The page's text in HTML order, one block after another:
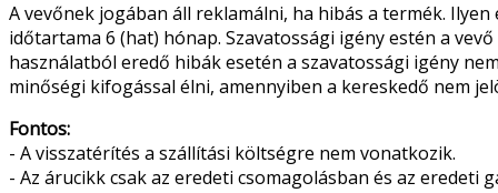
A vevőnek jogában áll reklamálni, ha hibás a termék.
időtartama 6 (hat) hónap. Szavatossági igény estén a
használatból eredő hibák esetén a szavatossági igény
minőségi kifogással élni, amennyiben a kereskedő nem
Fontos:
- A visszatérítés a szállítási költségre nem vonatkozik.
- Az árucikk csak az eredeti csomagolásban és az